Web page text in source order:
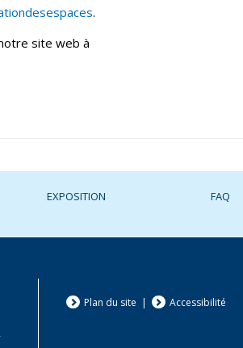
.
site web à
EXPOSITION FAQ
Plan du site | Accessibilité